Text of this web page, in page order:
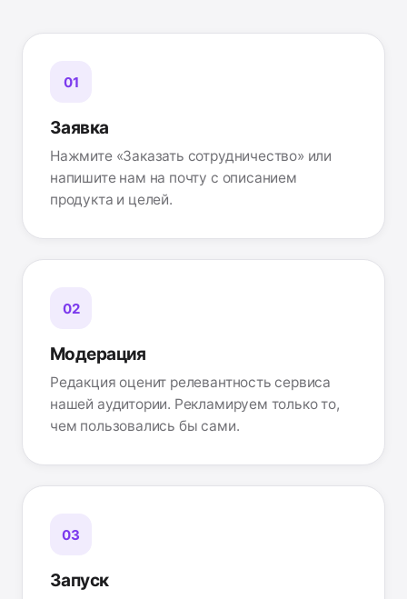
Заявка
Нажмите «Заказать сотрудничество» или
напишите нам на почту с описанием
продукта и целей.
Модерация
Редакция оценит релевантность сервиса
нашей аудитории. Рекламируем только то,
чем пользовались бы сами.
Запуск